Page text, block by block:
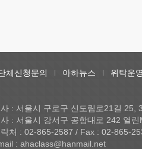
체신청문의 아하뉴스 위탁운
: 서울시 구로구 신도림로21길 25,
: 서울시 강서구 공항대로 242 열
처 : 02-865-2587 / Fax : 02-865-
: ahaclass@hanmail.net